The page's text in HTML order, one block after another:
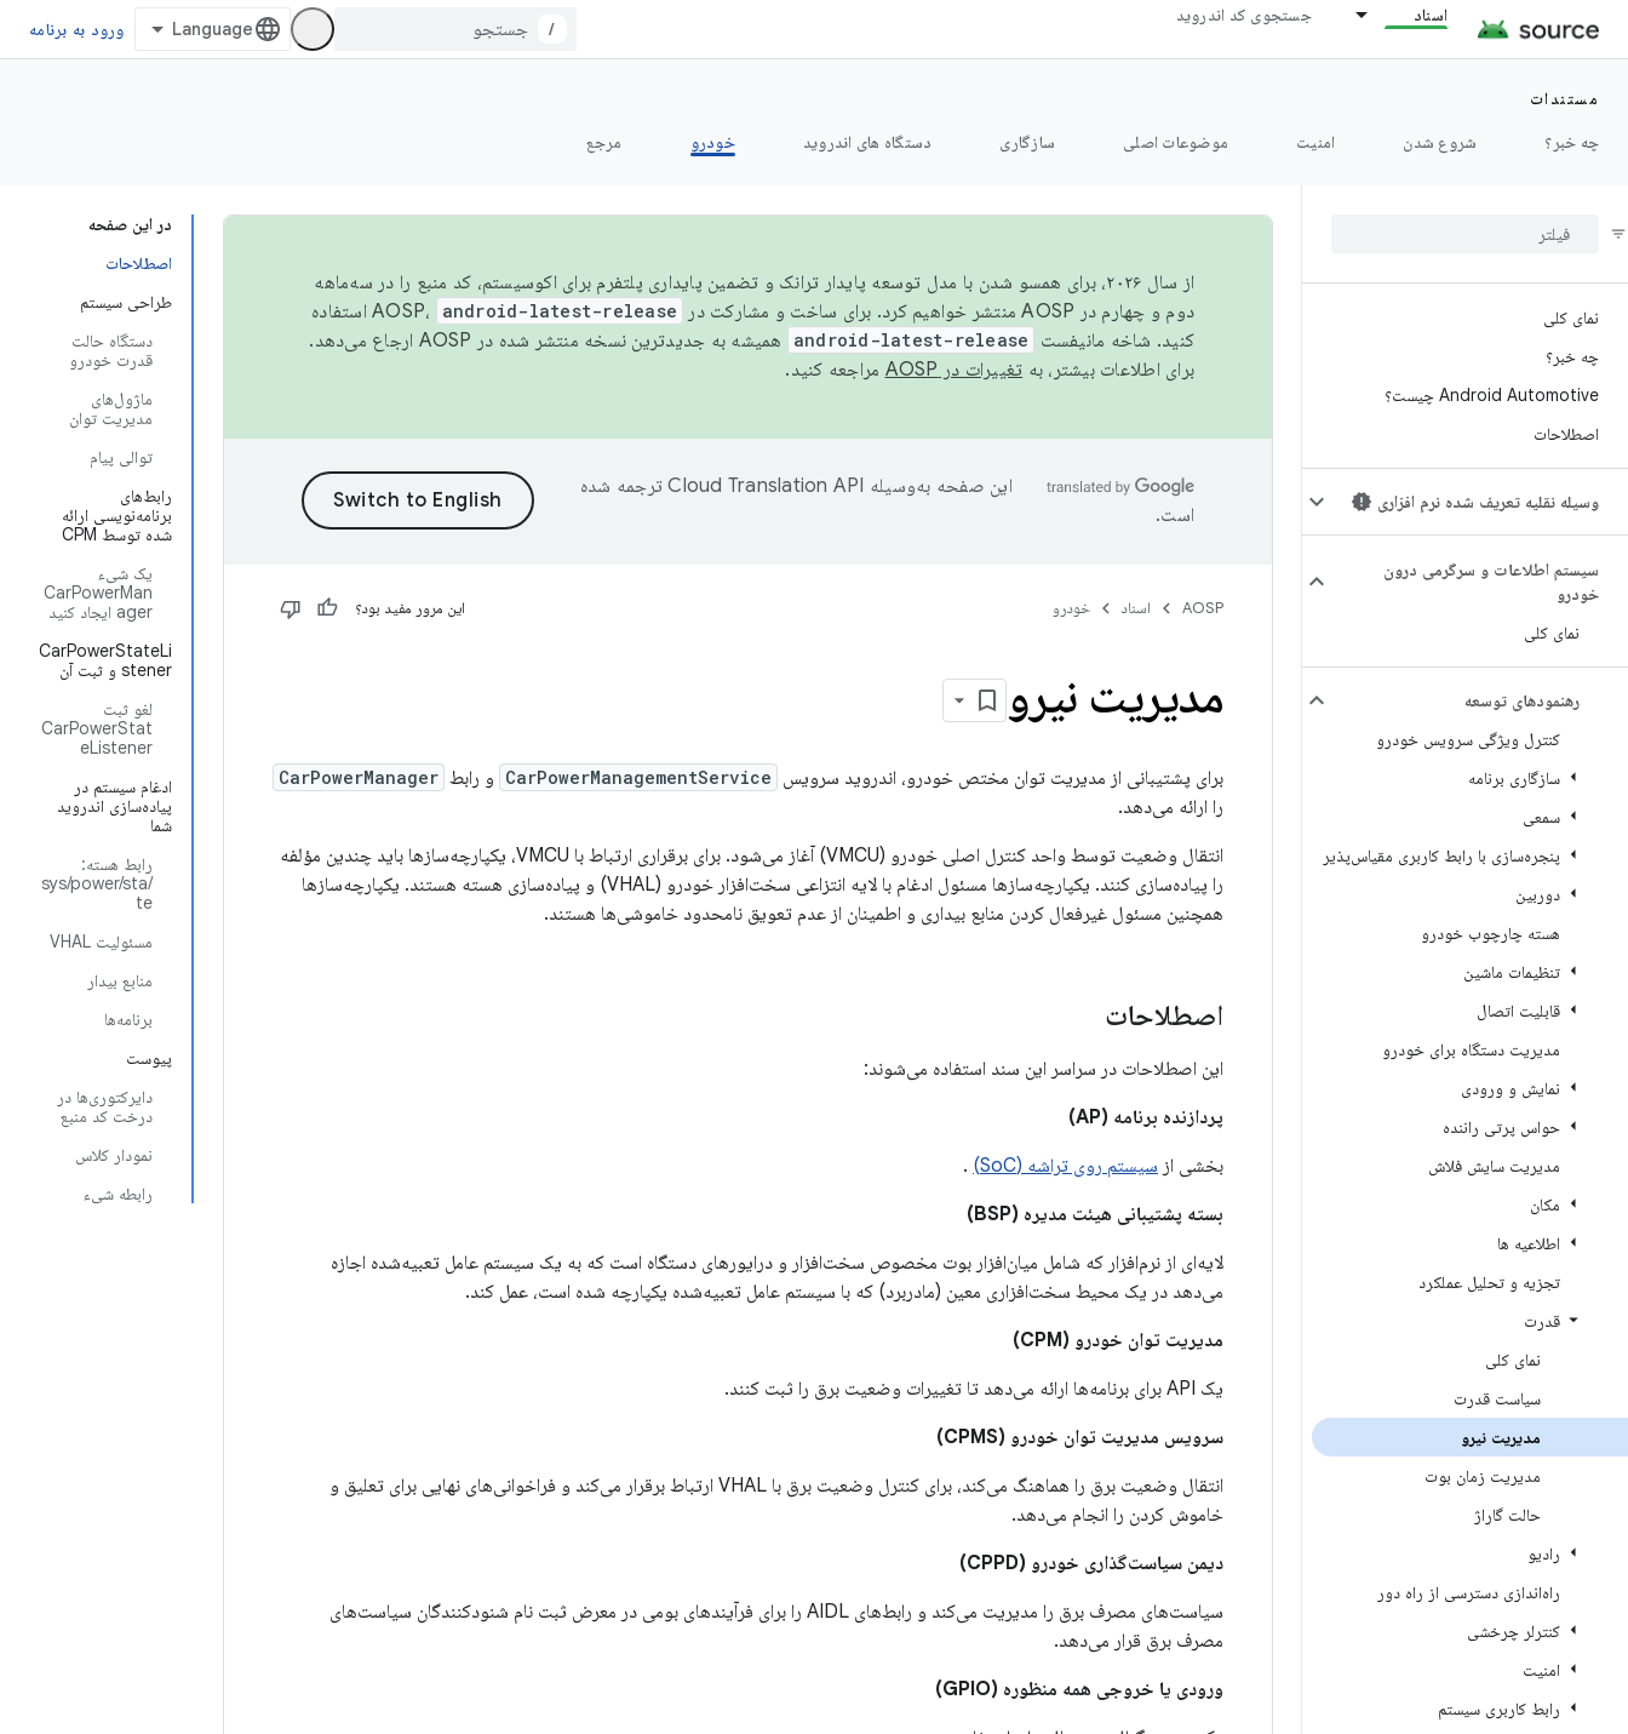
اسناد جستجوی کد اندروید
/ ورود به برنامه
مستندات
چه خبر؟
شروع شدن امنیت موضوعات اصلی سازگاری دستگاه های اندروید خودرو مرجع
نمای کلی
چه خبر؟
Android Automotive چیست؟
اصطلاحات
وسیله نقلیه تعریف شده نرم افزاری
سیستم اطلاعات و سرگرمی درون
خودرو
نمای کلی
رهنمودهای توسعه
کنترل ویژگی سرویس خودرو
سازگاری برنامه
سمعی
پنجره‌سازی با رابط کاربری مقیاس‌پذیر
دوربین
هسته چارچوب خودرو
تنظیمات ماشین
قابلیت اتصال
مدیریت دستگاه برای خودرو
نمایش و ورودی
حواس پرتی راننده
مدیریت سایش فلاش
مکان
اطلاعیه ها
تجزیه و تحلیل عملکرد
قدرت
نمای کلی
سیاست قدرت
مدیریت نیرو
مدیریت زمان بوت
حالت گاراژ
رادیو
راه‌اندازی دسترسی از راه دور
کنترلر چرخشی
امنیت
رابط کاربری سیستم
در این صفحه
اصطلاحات
طراحی سیستم
دستگاه حالت
قدرت خودرو
ماژول‌های
مدیریت توان
توالی پیام
رابط‌های
برنامه‌نویسی ارائه
شده توسط CPM
یک شیء
CarPowerMan
ager ایجاد کنید
CarPowerStateLi
stener و ثبت آن
لغو ثبت
CarPowerStat
eListener
ادغام سیستم در
پیاده‌سازی اندروید
شما
رابط هسته:
/sys/power/sta
te
مسئولیت VHAL
منابع بیدار
برنامه‌ها
پیوست
دایرکتوری‌ها در
درخت کد منبع
نمودار کلاس
رابطه شیء
از سال ۲۰۲۶، برای همسو شدن با مدل توسعه پایدار ترانک و تضمین پایداری پلتفرم برای اکوسیستم، کد منبع را در سه‌ماهه
دوم و چهارم در AOSP منتشر خواهیم کرد. برای ساخت و مشارکت در AOSP،
android-latest-release
استفاده
کنید. شاخه مانیفست
android-latest-release
همیشه به جدیدترین نسخه منتشر شده در AOSP ارجاع می‌دهد.
برای اطلاعات بیشتر، به تغییرات در AOSP مراجعه کنید.
این صفحه به‌وسیله
ترجمه شده
است.
AOSP اسناد خودرو این مرور مفید بود؟
مدیریت نیرو
برای پشتیبانی از مدیریت توان مختص خودرو، اندروید سرویس CarPowerManagementService و رابط CarPowerManager
را ارائه می‌دهد.
انتقال وضعیت توسط واحد کنترل اصلی خودرو (VMCU) آغاز می‌شود. برای برقراری ارتباط با VMCU، یکپارچه‌سازها باید چندین مؤلفه
را پیاده‌سازی کنند. یکپارچه‌سازها مسئول ادغام با لایه انتزاعی سخت‌افزار خودرو (VHAL) و پیاده‌سازی هسته هستند. یکپارچه‌سازها
همچنین مسئول غیرفعال کردن منابع بیداری و اطمینان از عدم تعویق نامحدود خاموشی‌ها هستند.
اصطلاحات
این اصطلاحات در سراسر این سند استفاده می‌شوند:
پردازنده برنامه (AP)
بخشی از سیستم روی تراشه (SoC)
.
بسته پشتیبانی هیئت مدیره (BSP)
لایه‌ای از نرم‌افزار که شامل میان‌افزار بوت مخصوص سخت‌افزار و درایورهای دستگاه است که به یک سیستم عامل تعبیه‌شده اجازه
می‌دهد در یک محیط سخت‌افزاری معین (مادربرد) که با سیستم عامل تعبیه‌شده یکپارچه شده است، عمل کند.
مدیریت توان خودرو (CPM)
یک API برای برنامه‌ها ارائه می‌دهد تا تغییرات وضعیت برق را ثبت کنند.
سرویس مدیریت توان خودرو (CPMS)
انتقال وضعیت برق را هماهنگ می‌کند، برای کنترل وضعیت برق با VHAL ارتباط برقرار می‌کند و فراخوانی‌های نهایی برای تعلیق و
خاموش کردن را انجام می‌دهد.
دیمن سیاست‌گذاری خودرو (CPPD)
سیاست‌های مصرف برق را مدیریت می‌کند و رابط‌های AIDL را برای فرآیندهای بومی در معرض ثبت نام شنودکنندگان سیاست‌های
مصرف برق قرار می‌دهد.
ورودی یا خروجی همه منظوره (GPIO)